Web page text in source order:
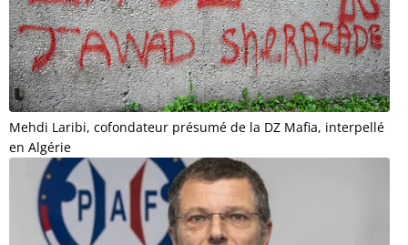
Mehdi Laribi, cofondateur présumé de la DZ Mafia, interpellé
en Algérie